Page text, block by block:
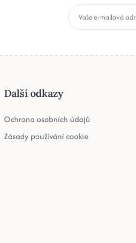
Další odkazy
Ochrana osobních údajů
Zásady používání cookie